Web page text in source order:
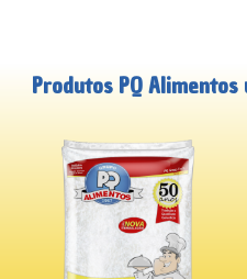
Produtos PQ